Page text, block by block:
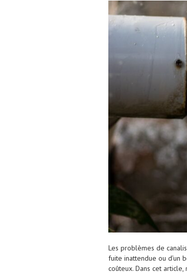
Les problèmes de
fuite inattendue ou d’un
coûteux. Dans cet